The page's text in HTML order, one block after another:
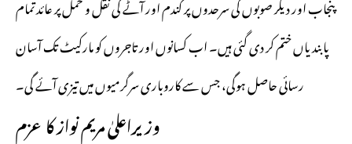
پنجاب اور دیگر صوبوں کی سرحدوں پر گندم اور آٹے کی نقل و حمل پر عائد تمام
پابندیاں ختم کر دی گئی ہیں۔ اب کسانوں اور تاجروں کو مارکیٹ تک آسان
رسائی حاصل ہوگی، جس سے کاروباری سرگرمیوں میں تیزی آئے گی۔
وزیراعلیٰ مریم نواز کا عزم